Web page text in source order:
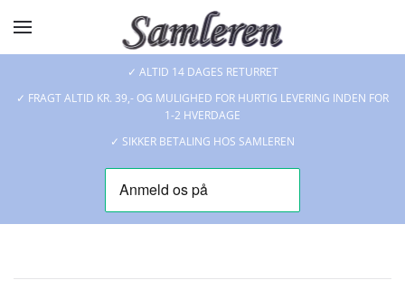
Skip to main content
✓ ALTID 14 DAGES RETURRET
✓ FRAGT ALTID KR. 39,- OG MULIGHED FOR HURTIG LEVERING INDEN FOR
1-2 HVERDAGE
✓ SIKKER BETALING HOS SAMLEREN